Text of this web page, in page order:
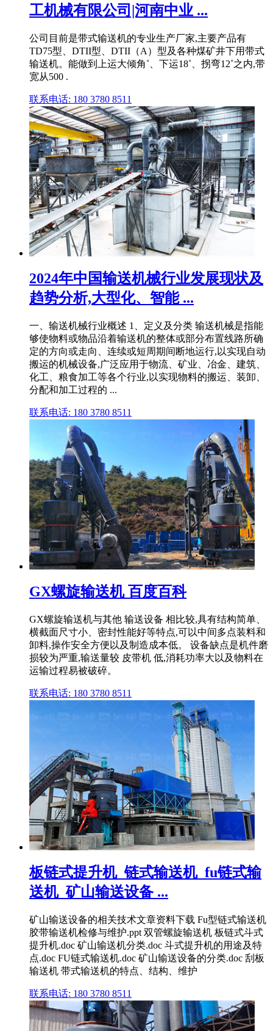
工机械有限公司|河南中业 ...
公司目前是带式输送机的专业生产厂家,主要产品有
TD75型、DTII型、DTII（A）型及各种煤矿井下用带式
输送机。能做到上运大倾角˚、下运18˚、拐弯12˚之内,带
宽从500 .
联系电话: 180 3780 8511
2024年中国输送机械行业发展现状及
趋势分析,大型化、智能 ...
一、输送机械行业概述 1、定义及分类 输送机械是指能
够使物料或物品沿着输送机的整体或部分布置线路所确
定的方向或走向、连续或短周期间断地运行,以实现自动
搬运的机械设备,广泛应用于物流、矿业、冶金、建筑、
化工、粮食加工等各个行业,以实现物料的搬运、装卸、
分配和加工过程的 ...
联系电话: 180 3780 8511
GX螺旋输送机 百度百科
GX螺旋输送机与其他 输送设备 相比较,具有结构简单、
横截面尺寸小、密封性能好等特点,可以中间多点装料和
卸料,操作安全方便以及制造成本低。 设备缺点是机件磨
损较为严重,输送量较 皮带机 低,消耗功率大以及物料在
运输过程易被破碎。
联系电话: 180 3780 8511
板链式提升机_链式输送机_fu链式输
送机_矿山输送设备 ...
矿山输送设备的相关技术文章资料下载 Fu型链式输送机
胶带输送机检修与维护.ppt 双管螺旋输送机 板链式斗式
提升机.doc 矿山输送机分类.doc 斗式提升机的用途及特
点.doc FU链式输送机.doc 矿山输送设备的分类.doc 刮板
输送机 带式输送机的特点、结构、维护
联系电话: 180 3780 8511